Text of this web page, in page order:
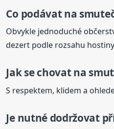
Co podávatna
Obvykle jednoduché
dezert podle rozsahu
Jak se chovatna
S respektem, klidem a
Je nutné dodržovat